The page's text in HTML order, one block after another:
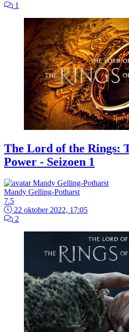
1
The Lord of the Rings:
Power - Seizoen 1
Mandy Gelling-Potharst
7.5
22 oktober 2022, 17:05
2